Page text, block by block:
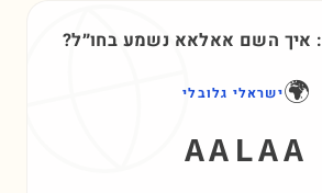
איך השם אאלאא נשמע בחו״ל?
🌍ישראלי גלובלי
AALAA